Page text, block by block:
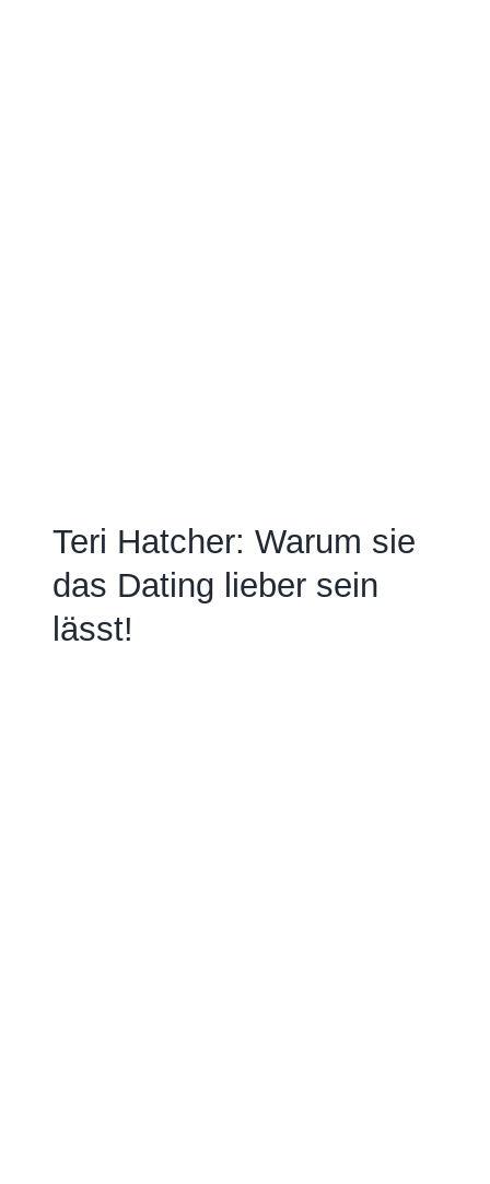
Teri Hatcher: Warum sie
das Dating lieber sein
lässt!